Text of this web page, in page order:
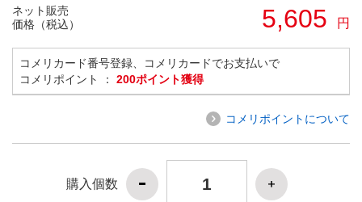
ネット販売
価格（税込）
5,605 円
コメリカード番号登録、コメリカードでお支払いで
コメリポイント ： 200ポイント獲得
コメリポイントについて
購入個数